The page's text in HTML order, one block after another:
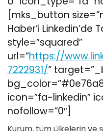
[mks_button
Haber’i Linkedin’de
style=”squared”
url=”https://
7222931/”
icon=”fa-linkedin”
nofollow=”0″]